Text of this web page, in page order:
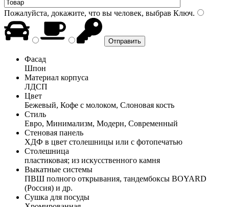
Пожалуйста, докажите, что вы человек, выбрав Ключ.
Фасад
Шпон
Материал корпуса
ЛДСП
Цвет
Бежевый, Кофе с молоком, Слоновая кость
Стиль
Евро, Минимализм, Модерн, Современный
Стеновая панель
ХДФ в цвет столешницы или с фотопечатью
Столешница
пластиковая; из искусственного камня
Выкатные системы
ПВШ полного открывания, тандембоксы BOYARD
(Россия) и др.
Сушка для посуды